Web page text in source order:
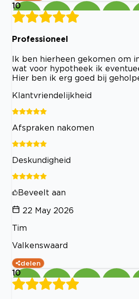
10
Professioneel
Ik ben hierheen gekomen om
wat voor hypotheek ik
Hier ben ik erg goed bij
Klantvriendelijkheid
Afspraken nakomen
Deskundigheid
Beveelt aan
22 May 2026
Tim
Valkenswaard
delen
10